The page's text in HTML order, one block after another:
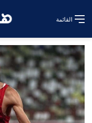
القائمة